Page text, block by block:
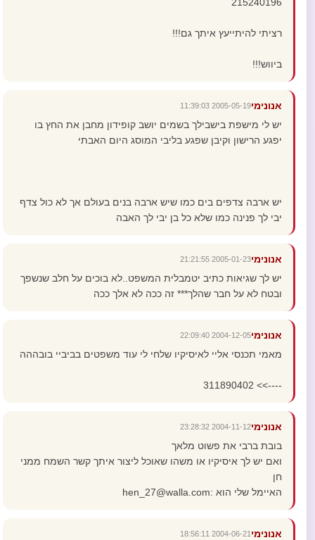
רציתי להיתייעץ איתך גם!!!
ביווש!!!
אנונימי2005-05-19 11:39:03
יש לי מישפת בישבילך בשמים יושב קופידון מחבן את החץ בו
יפגע הרישון וקיבן שפגע בליבי המוסג היום האבתי
יש ארבה צדפים בים כמו שיש ארבה בנים בעולם אך לא כול צדף
יבי לך פנינה כמו שלא כל בן יבי לך האבה
אנונימי2005-01-23 21:21:55
יש לך שגיאות כתיב יטמבלית המשפט..לא בוכים על חלב שנשפך
ובטח לא על חבר שהלך*** זה ככה לא אלך ככה
אנונימי2004-12-05 22:09:40
מאמי תכנסי אליי לאיסיקיו שלחי לי עוד משפטים בביביי בובההה
---->> 311890402
אנונימי2004-11-12 23:28:32
בובת ברבי את פשוט מלאך
ואם יש לך איסיקיו או משהו שאוכל ליצור איתך קשר השמח ממני
חן
האיימל שלי הוא :hen_27@walla.com
אנונימי 2004-06-21 18:56:11